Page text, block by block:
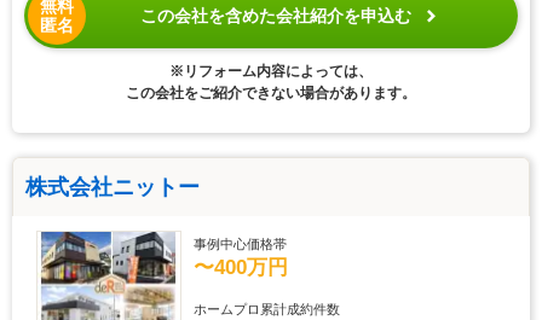
無料
匿名
この会社を含めた会社紹介を申込む
※リフォーム内容によっては、
この会社をご紹介できない場合があります。
株式会社ニットー
事例中心価格帯
〜400万円
ホームプロ累計成約件数